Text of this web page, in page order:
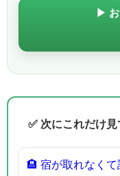
▶
✅ 次にこれだけ見
🏨 宿が取れなく